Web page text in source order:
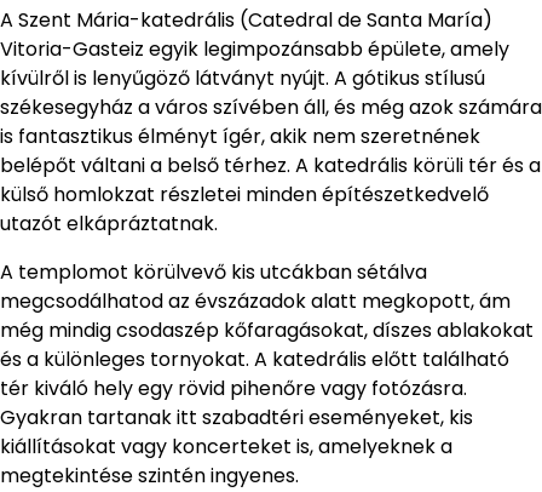
A Szent Mária-katedrális (Catedral de Santa María)
Vitoria-Gasteiz egyik legimpozánsabb épülete, amely
kívülről is lenyűgöző látványt nyújt. A gótikus stílusú
székesegyház a város szívében áll, és még azok számára
is fantasztikus élményt ígér, akik nem szeretnének
belépőt váltani a belső térhez. A katedrális körüli tér és a
külső homlokzat részletei minden építészetkedvelő
utazót elkápráztatnak.
A templomot körülvevő kis utcákban sétálva
megcsodálhatod az évszázadok alatt megkopott, ám
még mindig csodaszép kőfaragásokat, díszes ablakokat
és a különleges tornyokat. A katedrális előtt található
tér kiváló hely egy rövid pihenőre vagy fotózásra.
Gyakran tartanak itt szabadtéri eseményeket, kis
kiállításokat vagy koncerteket is, amelyeknek a
megtekintése szintén ingyenes.